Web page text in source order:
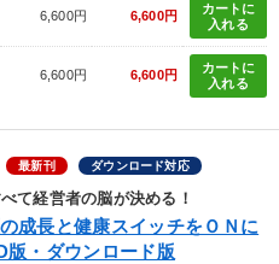
6,600円 6,600円
カートに
入れる
6,600円 6,600円
カートに
入れる
最新刊 ダウンロード対応
て経営者の脳が決める！
成長と健康スイッチをＯＮに
版・ダウンロード版